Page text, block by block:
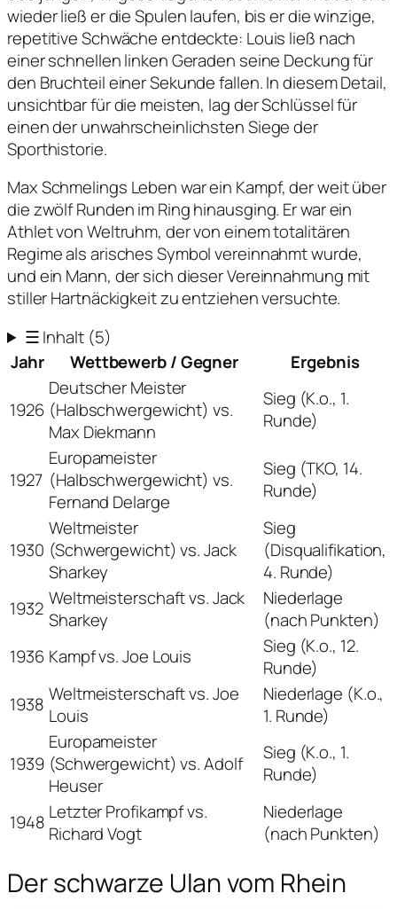
wieder ließ er die Spulen laufen, bis er die winzige,
repetitive Schwäche entdeckte: Louis ließ nach
einer schnellen linken Geraden seine Deckung für
den Bruchteil einer Sekunde fallen. In diesem Detail,
unsichtbar für die meisten, lag der Schlüssel für
einen der unwahrscheinlichsten Siege der
Sporthistorie.
Max Schmelings Leben war ein Kampf, der weit über
die zwölf Runden im Ring hinausging. Er war ein
Athlet von Weltruhm, der von einem totalitären
Regime als arisches Symbol vereinnahmt wurde,
und ein Mann, der sich dieser Vereinnahmung mit
stiller Hartnäckigkeit zu entziehen versuchte.
☰Inhalt (5)
Jahr
Wettbewerb / Gegner Ergebnis
1926
Deutscher Meister
(Halbschwergewicht) vs.
Max Diekmann
Sieg (K.o., 1.
Runde)
1927
Europameister
(Halbschwergewicht) vs.
Fernand Delarge
Sieg (TKO, 14.
Runde)
1930
Weltmeister
(Schwergewicht) vs. Jack
Sharkey
Sieg
(Disqualifikation,
4. Runde)
1932 Weltmeisterschaft vs. Jack
Sharkey
Niederlage
(nach Punkten)
1936 Kampf vs. Joe Louis
Sieg (K.o., 12.
Runde)
1938 Weltmeisterschaft vs. Joe
Louis
Niederlage (K.o.,
1. Runde)
1939
Europameister
(Schwergewicht) vs. Adolf
Heuser
Sieg (K.o., 1.
Runde)
1948 Letzter Profikampf vs.
Richard Vogt
Niederlage
(nach Punkten)
Der schwarze Ulan vom Rhein